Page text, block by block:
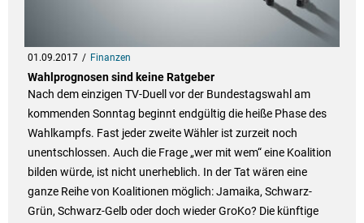
01.09.2017 Finanzen
Wahlprognosen sind keine Ratgeber
Nach dem einzigen TV-Duell vor der Bundestagswahl am
kommenden Sonntag beginnt endgültig die heiße Phase des
Wahlkampfs. Fast jeder zweite Wähler ist zurzeit noch
unentschlossen. Auch die Frage „wer mit wem“ eine Koalition
bilden würde, ist nicht unerheblich. In der Tat wären eine
ganze Reihe von Koalitionen möglich: Jamaika, Schwarz-
Grün, Schwarz-Gelb oder doch wieder GroKo? Die künftige